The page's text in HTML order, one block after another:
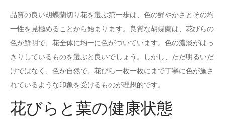
品質の良い胡蝶蘭切り花を選ぶ第一歩は、色の鮮やかさとその均
一性を見極めることから始まります。良質な胡蝶蘭は、花びらの
色が鮮明で、花全体に均一に色がついています。色の濃淡がはっ
きりしているものを選ぶと良いでしょう。しかし、ただ明るいだ
けではなく、色が自然で、花びら一枚一枚にまで丁寧に色が施さ
れているような印象を受けるものが理想的です。
花びらと葉の健康状態